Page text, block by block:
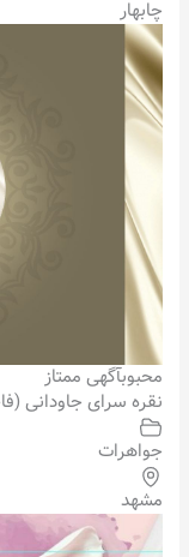
چابهار
محبوبآگهی ممتاز
نقره سرای جاودانی
جواهرات
مشهد